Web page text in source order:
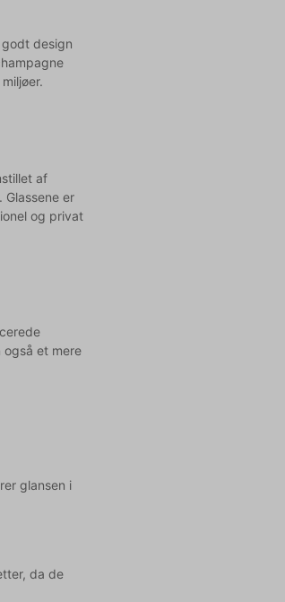
design
af
er
og privat
et mere
glansen i
da de